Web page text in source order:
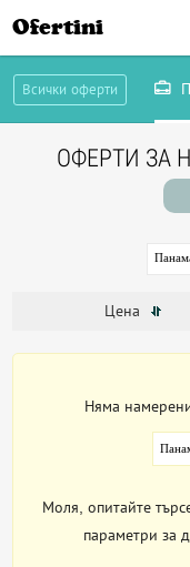
Ofertini
Всички оферти
ОФЕРТИ ЗА
Цена
Няма
Моля, опитайте
параметри за